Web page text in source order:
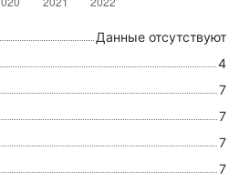
Данные отсутствуют
4
7
7
7
7